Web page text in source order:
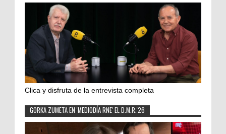
Clica y disfruta de la entrevista completa
GORKA ZUMETA EN 'MEDIODÍA RNE' EL D.M.R.'26